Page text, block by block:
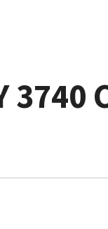
3740